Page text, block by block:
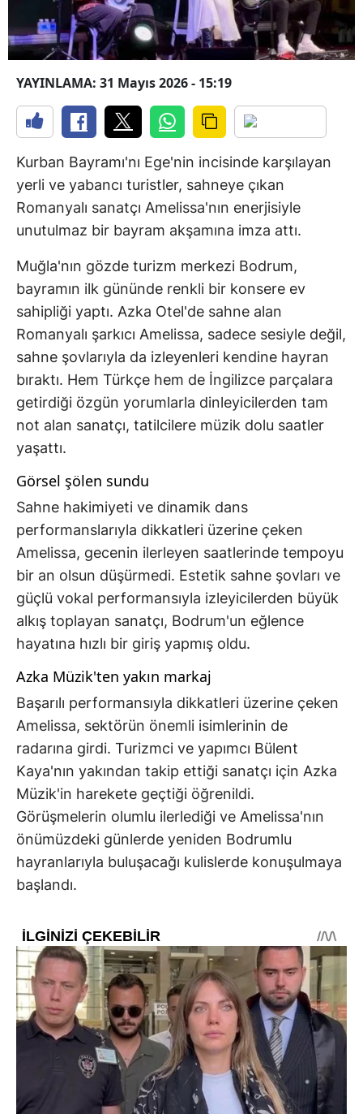
YAYINLAMA: 31 Mayıs 2026 - 15:19
Kurban Bayramı'nı Ege'nin incisinde karşılayan
yerli ve yabancı turistler, sahneye çıkan
Romanyalı sanatçı Amelissa'nın enerjisiyle
unutulmaz bir bayram akşamına imza attı.
Muğla'nın gözde turizm merkezi Bodrum,
bayramın ilk gününde renkli bir konsere ev
sahipliği yaptı. Azka Otel'de sahne alan
Romanyalı şarkıcı Amelissa, sadece sesiyle değil,
sahne şovlarıyla da izleyenleri kendine hayran
bıraktı. Hem Türkçe hem de İngilizce parçalara
getirdiği özgün yorumlarla dinleyicilerden tam
not alan sanatçı, tatilcilere müzik dolu saatler
yaşattı.
Görsel şölen sundu
Sahne hakimiyeti ve dinamik dans
performanslarıyla dikkatleri üzerine çeken
Amelissa, gecenin ilerleyen saatlerinde tempoyu
bir an olsun düşürmedi. Estetik sahne şovları ve
güçlü vokal performansıyla izleyicilerden büyük
alkış toplayan sanatçı, Bodrum'un eğlence
hayatına hızlı bir giriş yapmış oldu.
Azka Müzik'ten yakın markaj
Başarılı performansıyla dikkatleri üzerine çeken
Amelissa, sektörün önemli isimlerinin de
radarına girdi. Turizmci ve yapımcı Bülent
Kaya'nın yakından takip ettiği sanatçı için Azka
Müzik'in harekete geçtiği öğrenildi.
Görüşmelerin olumlu ilerlediği ve Amelissa'nın
önümüzdeki günlerde yeniden Bodrumlu
hayranlarıyla buluşacağı kulislerde konuşulmaya
başlandı.